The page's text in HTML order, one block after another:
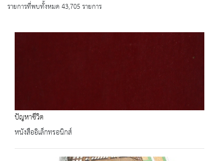
รายการที่พบทั้งหมด 43,705 รายการ
ปัญหาชีวิต
หนังสืออิเล็กทรอนิกส์